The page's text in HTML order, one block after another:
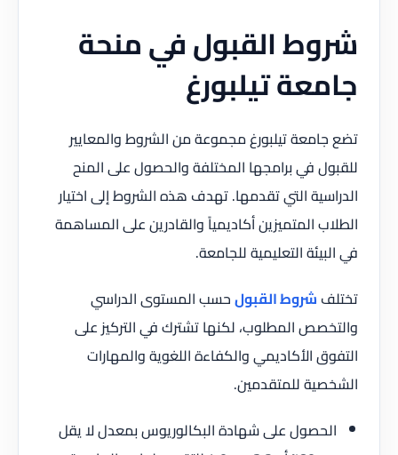
شروط القبول في منحة
جامعة تيلبورغ
تضع جامعة تيلبورغ مجموعة من الشروط والمعايير
للقبول في برامجها المختلفة والحصول على المنح
الدراسية التي تقدمها. تهدف هذه الشروط إلى اختيار
الطلاب المتميزين أكاديمياً والقادرين على المساهمة
في البيئة التعليمية للجامعة.
تختلفشروط القبولحسب المستوى الدراسي
والتخصص المطلوب، لكنها تشترك في التركيز على
التفوق الأكاديمي والكفاءة اللغوية والمهارات
الشخصية للمتقدمين.
الحصول على شهادة البكالوريوس بمعدل لا يقل